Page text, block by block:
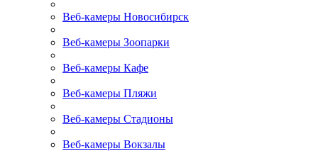
Веб-камеры Новосибирск
Веб-камеры Зоопарки
Веб-камеры Кафе
Веб-камеры Пляжи
Веб-камеры Стадионы
Веб-камеры Вокзалы